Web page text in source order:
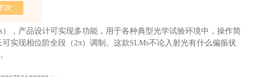
，产品设计可实现多功能，用于各种典型光学试验环境中，操作简
实现相位阶全段（2π）调制。这款SLMs不论入射光有什么偏振状